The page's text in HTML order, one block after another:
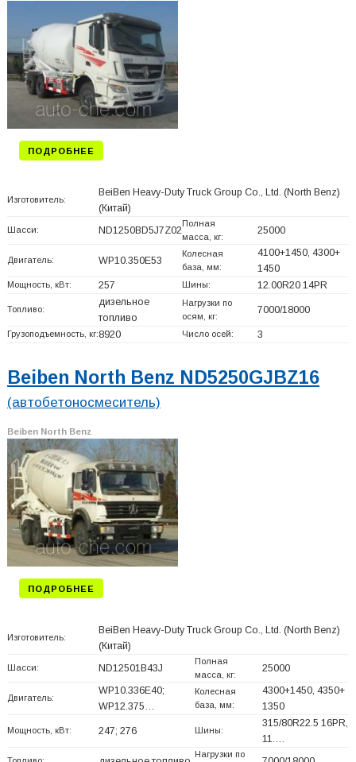
ПОДРОБНЕЕ
Изготовитель:
BeiBen Heavy-Duty Truck Group Co., Ltd. (North Benz)
(Китай)
Шасси: ND1250BD5J7Z02
Полная
масса, кг:
25000
Двигатель: WP10.350E53
Колесная
база, мм:
4100+1450, 4300+
1450
Мощность, кВт: 257 Шины: 12.00R20 14PR
Топливо:
дизельное
топливо
Нагрузки по
осям, кг:
7000/18000
Грузоподъемность, кг:8920 Число осей: 3
Beiben North Benz ND5250GJBZ16
(автобетоносмеситель)
Beiben North Benz
ПОДРОБНЕЕ
Изготовитель:
BeiBen Heavy-Duty Truck Group Co., Ltd. (North Benz)
(Китай)
Шасси: ND12501B43J
Полная
масса, кг:
25000
Двигатель:
WP10.336E40;
WP12.375…
Колесная
база, мм:
4300+1450, 4350+
1350
Мощность, кВт: 247; 276 Шины:
315/80R22.5 16PR,
11.…
Нагрузки по